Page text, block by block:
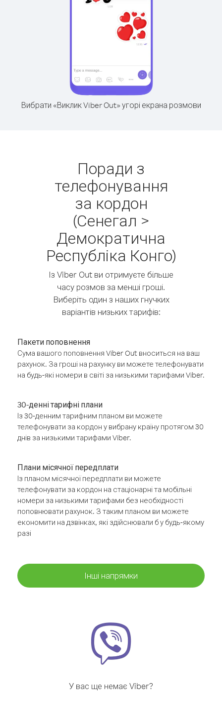
Вибрати «Виклик Viber Out» угорі екрана розмови
Поради з
телефонування
за кордон
(Сенегал >
Демократична
Республіка Конго)
Із Viber Out ви отримуєте більше
часу розмов за менші гроші.
Виберіть один з наших гнучких
варіантів низьких тарифів:
Пакети поповнення
Сума вашого поповнення Viber Out вноситься на ваш
рахунок. За гроші на рахунку ви можете телефонувати
на будь-які номери в світі за низькими тарифами Viber.
30-денні тарифні плани
Із 30-денним тарифним планом ви можете
телефонувати за кордон у вибрану країну протягом 30
днів за низькими тарифами Viber.
Плани місячної передплати
Із планом місячної передплати ви можете
телефонувати за кордон на стаціонарні та мобільні
номери за низькими тарифами без необхідності
поповнювати рахунок. З таким планом ви можете
економити на дзвінках, які здійснювали б у будь-якому
разі
Інші напрямки
У вас ще немає Viber?